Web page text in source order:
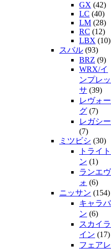
GX (42)
LC (40)
LM (28)
RC (12)
LBX (10)
スバル (93)
BRZ (9)
WRX/イ
ンプレッ
サ (39)
レヴォー
グ (7)
レガシー
(7)
ミツビシ (30)
トライト
ン (1)
ランエヴ
ォ (6)
ニッサン (154)
キャラバ
ン (6)
スカイラ
イン (17)
フェアレ